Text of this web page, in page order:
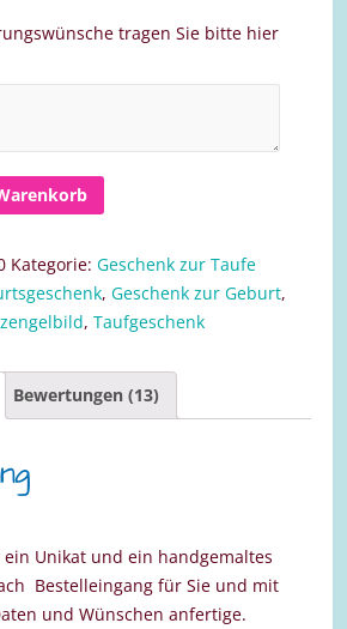
tragen Sie bitte hier
Kategorie: Geschenk zur Taufe
, Geschenk zur Geburt,
, Taufgeschenk
Bewertungen (13)
Unikat und ein handgemaltes
Bestelleingang für Sie und mit
und Wünschen anfertige.